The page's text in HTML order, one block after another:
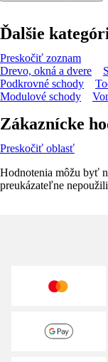
Ďalšie
Preskočiť zoznam
Drevo, okná a dvere
Podkrovné schody
Modulové schody
Zákaznícke
Preskočiť oblasť
Hodnotenia môžu byť
preukázateľne